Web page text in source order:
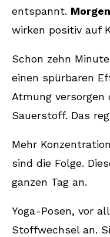
entspannt.
wirken positiv auf
Schon zehn
einen spürbaren
Atmung versorgen
Sauerstoff. Das
Mehr
sind die Folge.
ganzen Tag an.
Yoga-Posen, vor
Stoffwechsel an.